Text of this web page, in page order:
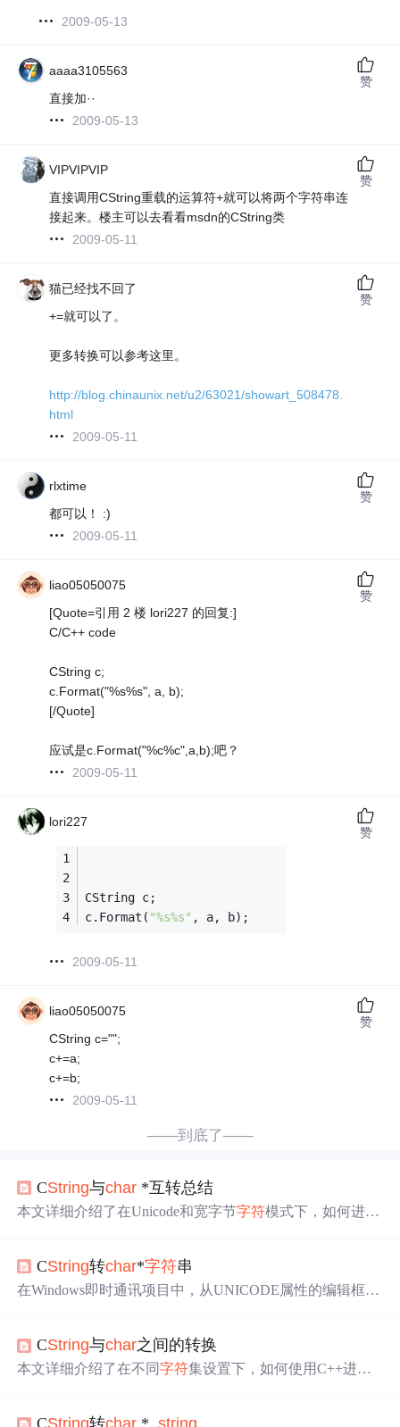
2009-05-13
aaaa3105563
直接加··
2009-05-13
赞
VIPVIPVIP
直接调用CString重载的运算符+就可以将两个字符串连
接起来。楼主可以去看看msdn的CString类
2009-05-11
赞
猫已经找不回了
+=就可以了。
更多转换可以参考这里。
http://blog.chinaunix.net/u2/63021/showart_508478.
html
2009-05-11
赞
rlxtime
都可以！ :)
2009-05-11
赞
liao05050075
[Quote=引用 2 楼 lori227 的回复:]
C/C++ code
CString c;
c.Format("%s%s", a, b);
[/Quote]
应试是c.Format("%c%c",a,b);吧？
2009-05-11
赞
lori227
CString c;
c.Format( "%s%s" , a, b);
2009-05-11
赞
liao05050075
CString c="";
c+=a;
c+=b;
2009-05-11
赞
——到底了——
CString与char *互转总结
本文详细介绍了在Unicode和宽字节字符模式下，如何进行
助WideCharToMultiByte函数。同时，还讲解了在不同模式
下CString到int以及int到CString 的转换方法，并提供了AN
CString转char*字符串
在Windows即时通讯项目中，从UNICODE属性的编辑框获
现。而在UNICODE工程中，由于W
需使用WideCharToMultiByte函数进行转换。此外，还可尝
CString与char之间的转换
本文详细介绍了在不同字符集设置下，如何使用C++进行C